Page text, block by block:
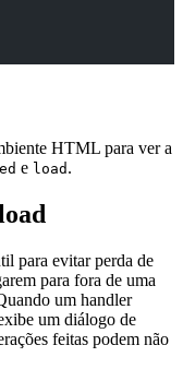
HTML para ver a
e load .
para evitar perda de
para fora de uma
um handler
um diálogo de
feitas podem não